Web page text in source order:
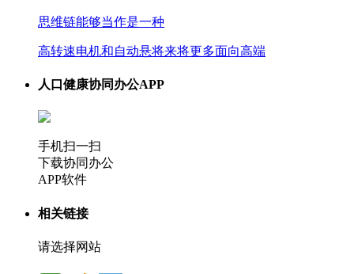
思维链能够当作是一种
高转速电机和自动悬将来将更多面向高端
人口健康协同办公APP
手机扫一扫
下载协同办公
APP软件
相关链接
请选择网站